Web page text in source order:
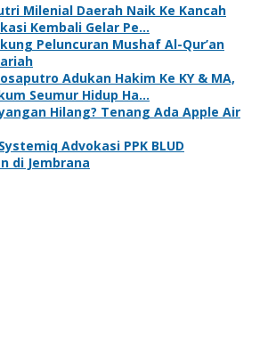
Milenial Daerah Naik Ke Kancah
Kembali Gelar Pe…
Peluncuran Mushaf Al-Qur’an
Adukan Hakim Ke KY & MA,
Seumur Hidup Ha…
Hilang? Tenang Ada Apple Air
Advokasi PPK BLUD
di Jembrana